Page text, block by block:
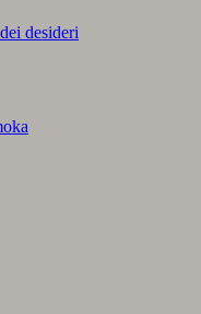
desideri